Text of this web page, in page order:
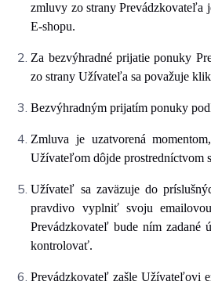
zmluvy zo strany Prevádzkovateľa
E-shopu.
Za bezvýhradné prijatie ponuky
zo strany Užívateľa sa považuje
Bezvýhradným prijatím ponuky
Zmluva je uzatvorená
Užívateľom dôjde prostredníctvom
Užívateľ sa zaväzuje do
pravdivo vyplniť svoju
Prevádzkovateľ bude ním zadané
kontrolovať.
Prevádzkovateľ zašle Užívateľovi